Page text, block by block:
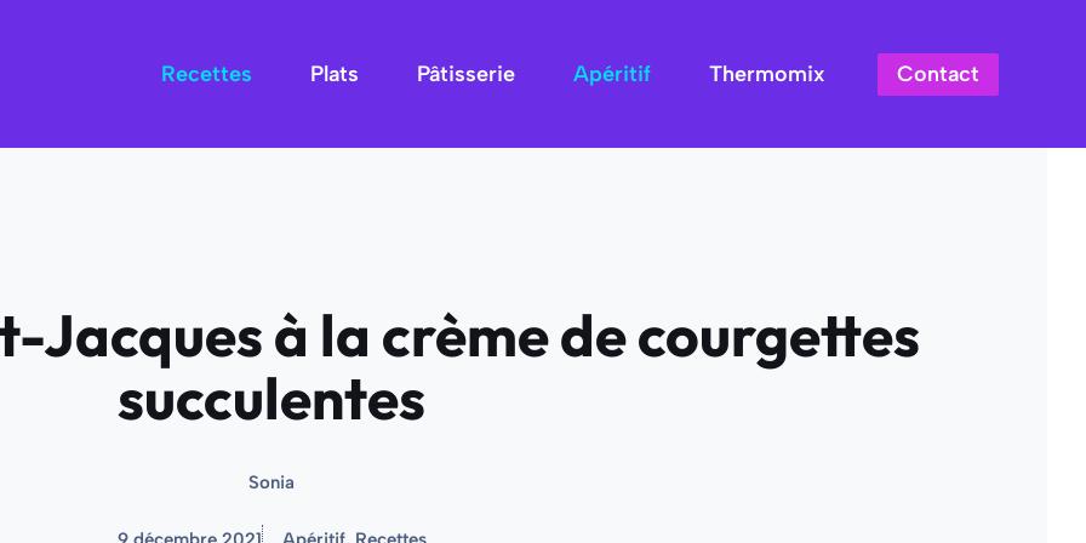
Recettes Plats Pâtisserie Apéritif Thermomix Contact
Jacques à la crème de courgettes
succulentes
Sonia